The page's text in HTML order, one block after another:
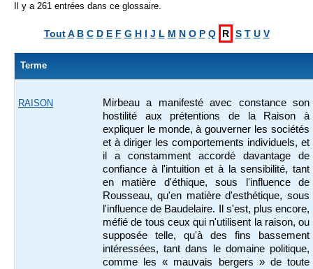
Il y a 261 entrées dans ce glossaire.
Tout A B C D E F G H I J L M N O P Q R S T U V
Terme
RAISON
Mirbeau a manifesté avec constance son
hostilité aux prétentions de la Raison à
expliquer le monde, à gouverner les sociétés
et à diriger les comportements individuels, et
il a constamment accordé davantage de
confiance à l'intuition et à la sensibilité, tant
en matière d'éthique, sous l'influence de
Rousseau, qu'en matière d'esthétique, sous
l'influence de Baudelaire. Il s'est, plus encore,
méfié de tous ceux qui n'utilisent la raison, ou
supposée telle, qu'à des fins bassement
intéressées, tant dans le domaine politique,
comme les « mauvais bergers » de toute